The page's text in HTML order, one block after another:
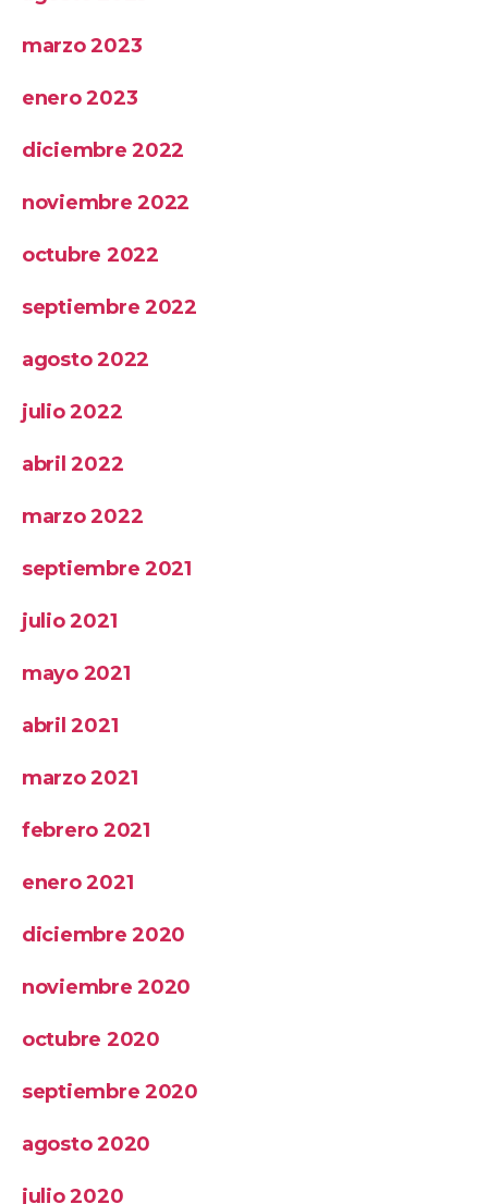
marzo 2023
enero 2023
diciembre 2022
noviembre 2022
octubre 2022
septiembre 2022
agosto 2022
julio 2022
abril 2022
marzo 2022
septiembre 2021
julio 2021
mayo 2021
abril 2021
marzo 2021
febrero 2021
enero 2021
diciembre 2020
noviembre 2020
octubre 2020
septiembre 2020
agosto 2020
julio 2020